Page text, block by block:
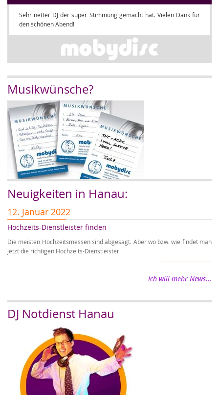
Sehr netter DJ der super Stimmung gemacht hat. Vielen Dank für
den schönen Abend!
Musikwünsche?
Neuigkeiten in Hanau:
12. Januar 2022
Hochzeits-Dienstleister finden
Die meisten Hochzeitsmessen sind abgesagt. Aber wo bzw. wie findet man
jetzt die richtigen Hochzeits-Dienstleister
Ich will mehr News...
DJ Notdienst Hanau